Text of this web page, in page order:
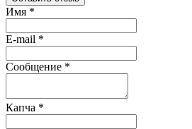
Имя *
E-mail *
Сообщение *
Капча *